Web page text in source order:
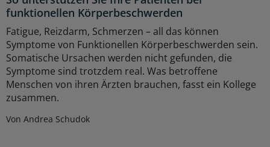
funktionellen Körperbeschwerden
Fatigue, Reizdarm, Schmerzen – all das können
Symptome von Funktionellen Körperbeschwerden sein.
Somatische Ursachen werden nicht gefunden, die
Symptome sind trotzdem real. Was betroffene
Menschen von ihren Ärzten brauchen, fasst ein Kollege
zusammen.
Von Andrea Schudok